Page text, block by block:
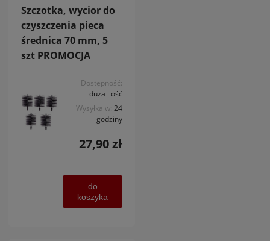
Szczotka, wycior do
czyszczenia pieca
średnica 70 mm, 5
szt PROMOCJA
Dostępność:
duża ilość
Wysyłka w: 24
godziny
27,90 zł
do
koszyka